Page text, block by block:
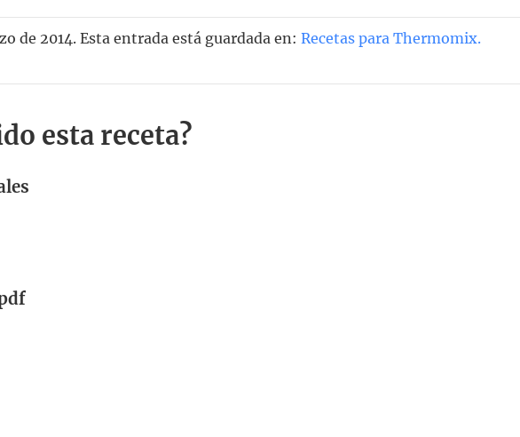
de 2014. Esta entrada está guardada en: Recetas para Thermomix.
esta receta?